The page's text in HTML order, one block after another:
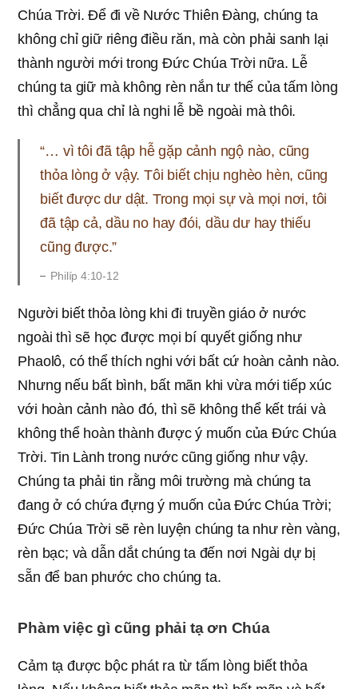
Chúa Trời. Để đi về Nước Thiên Đàng, chúng ta
không chỉ giữ riêng điều răn, mà còn phải sanh lại
thành người mới trong Đức Chúa Trời nữa. Lễ
chúng ta giữ mà không rèn nắn tư thế của tấm lòng
thì chẳng qua chỉ là nghi lễ bề ngoài mà thôi.
“… vì tôi đã tập hễ gặp cảnh ngộ nào, cũng
thỏa lòng ở vậy. Tôi biết chịu nghèo hèn, cũng
biết được dư dật. Trong mọi sự và mọi nơi, tôi
đã tập cả, dầu no hay đói, dầu dư hay thiếu
cũng được.”
Philíp 4:10-12
Người biết thỏa lòng khi đi truyền giáo ở nước
ngoài thì sẽ học được mọi bí quyết giống như
Phaolô, có thể thích nghi với bất cứ hoàn cảnh nào.
Nhưng nếu bất bình, bất mãn khi vừa mới tiếp xúc
với hoàn cảnh nào đó, thì sẽ không thể kết trái và
không thể hoàn thành được ý muốn của Đức Chúa
Trời. Tin Lành trong nước cũng giống như vậy.
Chúng ta phải tin rằng môi trường mà chúng ta
đang ở có chứa đựng ý muốn của Đức Chúa Trời;
Đức Chúa Trời sẽ rèn luyện chúng ta như rèn vàng,
rèn bạc; và dẫn dắt chúng ta đến nơi Ngài dự bị
sẵn để ban phước cho chúng ta.
Phàm việc gì cũng phải tạ ơn Chúa
Cảm tạ được bộc phát ra từ tấm lòng biết thỏa